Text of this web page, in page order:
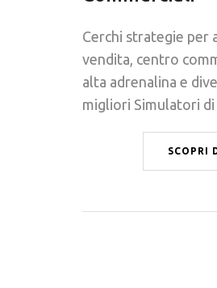
Cerchi strategie per
vendita, centro
alta adrenalina e
migliori Simulatori
SCOPRI